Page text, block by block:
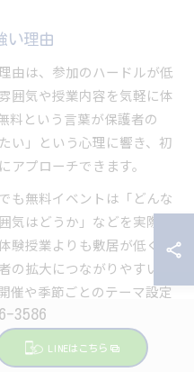
い理由
由は、参加のハードルが低
囲気や授業内容を気軽に体
料という言葉が保護者の
い」という心理に響き、初
プローチできます。
も無料イベントは「どんな
気はどうか」などを実際に
験授業よりも敷居が低く、
の拡大につながりやすい特
催や季節ごとのテーマ設定
できます。
魅力とは
3586
LINEはこちら